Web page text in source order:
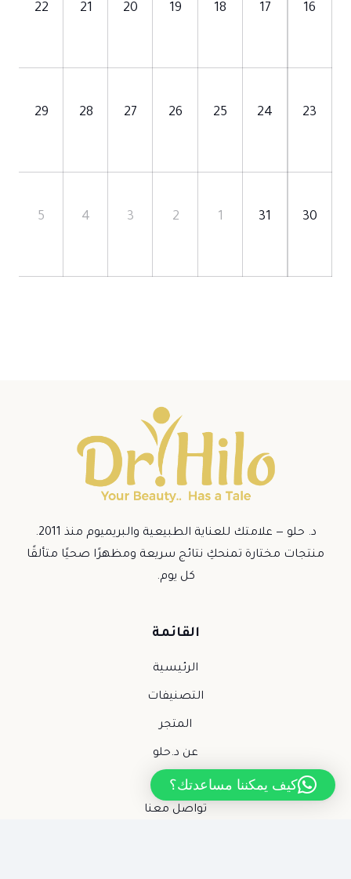
16
17
18
19
20
21
22
23
24
25
26
27
28
29
30
31
1
2
3
4
5
د. حلو — علامتك للعناية الطبيعية والبريميوم منذ 2011.
منتجات مختارة تمنحكِ نتائج سريعة ومظهرًا صحيًا متألقًا
كل يوم.
القائمة
الرئيسية
التصنيفات
المتجر
عن د.حلو
المدونة
تواصل معنا
كيف يمكننا مساعدتك؟